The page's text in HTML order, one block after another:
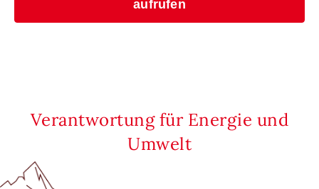
aufrufen
Verantwortung für Energie und
Umwelt